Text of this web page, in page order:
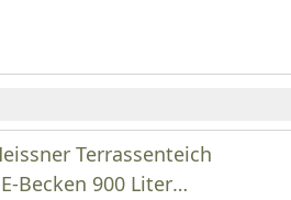
Terrassenteich
Becken 900 Liter